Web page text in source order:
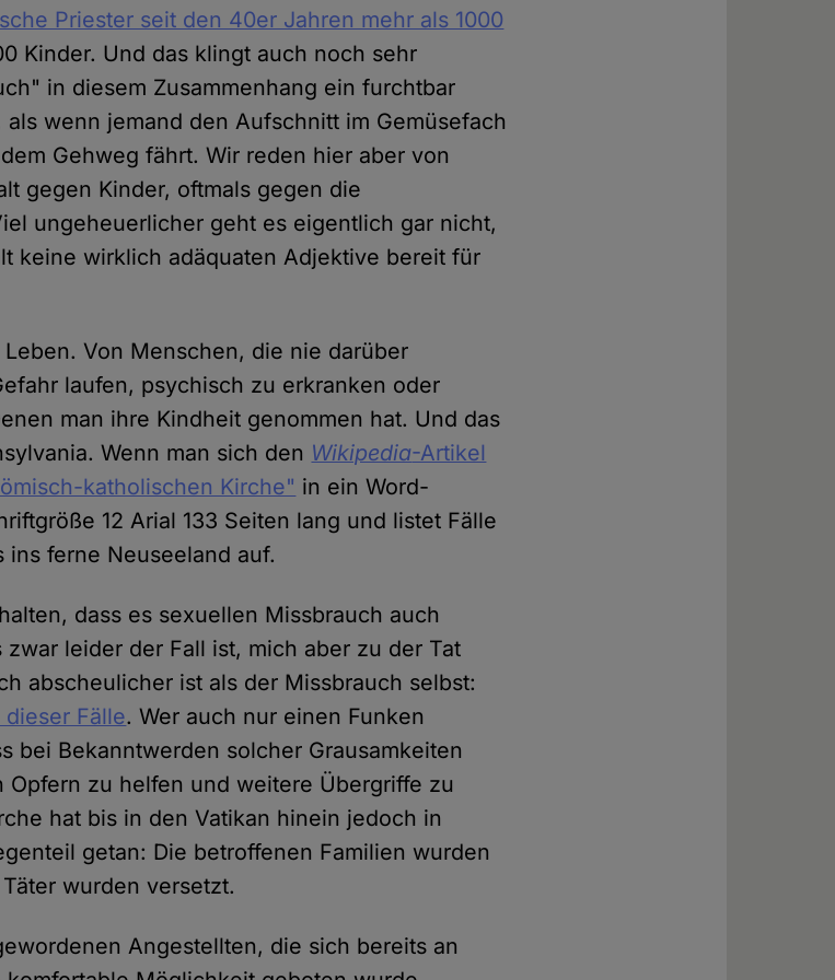
Priester seit den 40er Jahren mehr als 1000
Kinder. Und das klingt auch noch sehr
in diesem Zusammenhang ein furchtbar
wenn jemand den Aufschnitt im Gemüsefach
Gehweg fährt. Wir reden hier aber von
gegen Kinder, oftmals gegen die
ungeheuerlicher geht es eigentlich gar nicht,
keine wirklich adäquaten Adjektive bereit für
Von Menschen, die nie darüber
laufen, psychisch zu erkranken oder
man ihre Kindheit genommen hat. Und das
Wenn man sich den Wikipedia-Artikel
katholischen Kirche" in ein Word-
12 Arial 133 Seiten lang und listet Fälle
ferne Neuseeland auf.
dass es sexuellen Missbrauch auch
leider der Fall ist, mich aber zu der Tat
abscheulicher ist als der Missbrauch selbst:
Fälle. Wer auch nur einen Funken
bei Bekanntwerden solcher Grausamkeiten
zu helfen und weitere Übergriffe zu
hat bis in den Vatikan hinein jedoch in
getan: Die betroffenen Familien wurden
wurden versetzt.
Angestellten, die sich bereits an